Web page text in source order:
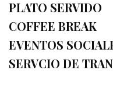
PLATO SERVIDO
COFFEE BREAK
EVENTOS
SERVCIO DE